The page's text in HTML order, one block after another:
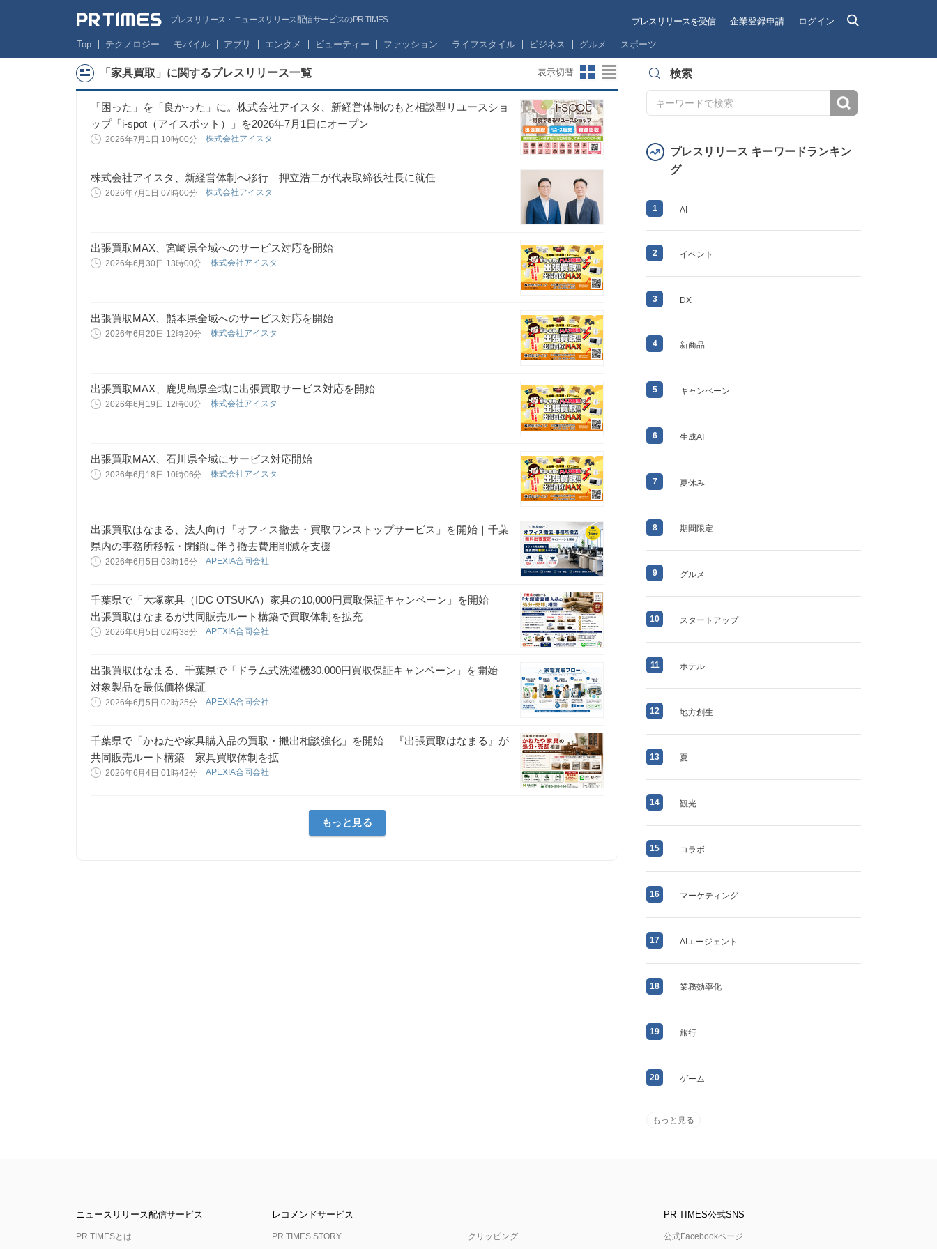
プレスリリース・ニュースリリース配信サービスのPR TIMES プレスリリースを受信 企業登録申請 ログイン
Top テクノロジー モバイル アプリ エンタメ ビューティー ファッション ライフスタイル ビジネス グルメ スポーツ
「家具買取」に関するプレスリリース一覧 表示切替
「困った」を「良かった」に。株式会社アイスタ、新経営体制のもと相談型リユースショ
ップ「i-spot（アイスポット）」を2026年7月1日にオープン
2026年7月1日 10時00分 株式会社アイスタ
株式会社アイスタ、新経営体制へ移行 押立浩二が代表取締役社長に就任
2026年7月1日 07時00分 株式会社アイスタ
出張買取MAX、宮崎県全域へのサービス対応を開始
2026年6月30日 13時00分 株式会社アイスタ
出張買取MAX、熊本県全域へのサービス対応を開始
2026年6月20日 12時20分 株式会社アイスタ
出張買取MAX、鹿児島県全域に出張買取サービス対応を開始
2026年6月19日 12時00分 株式会社アイスタ
出張買取MAX、石川県全域にサービス対応開始
2026年6月18日 10時06分 株式会社アイスタ
出張買取はなまる、法人向け「オフィス撤去・買取ワンストップサービス」を開始｜千葉
県内の事務所移転・閉鎖に伴う撤去費用削減を支援
2026年6月5日 03時16分 APEXIA合同会社
千葉県で「大塚家具（IDC OTSUKA）家具の10,000円買取保証キャンペーン」を開始｜
出張買取はなまるが共同販売ルート構築で買取体制を拡充
2026年6月5日 02時38分 APEXIA合同会社
出張買取はなまる、千葉県で「ドラム式洗濯機30,000円買取保証キャンペーン」を開始｜
対象製品を最低価格保証
2026年6月5日 02時25分 APEXIA合同会社
千葉県で「かねたや家具購入品の買取・搬出相談強化」を開始 『出張買取はなまる』が
共同販売ルート構築 家具買取体制を拡
2026年6月4日 01時42分 APEXIA合同会社
もっと見る
検索
プレスリリース キーワードランキン
グ
1 AI
2 イベント
3 DX
4 新商品
5 キャンペーン
6 生成AI
7 夏休み
8 期間限定
9 グルメ
10 スタートアップ
11 ホテル
12 地方創生
13 夏
14 観光
15 コラボ
16 マーケティング
17 AIエージェント
18 業務効率化
19 旅行
20 ゲーム
もっと見る
ニュースリリース配信サービス
PR TIMESとは
レコメンドサービス
PR TIMES STORY クリッピング
PR TIMES公式SNS
公式Facebookページ